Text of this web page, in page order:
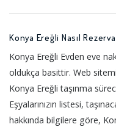
Konya Ereğli Nasıl
Konya Ereğli Evden eve
oldukça basittir. Web
Konya Ereğli taşınma
Eşyalarınızın listesi,
hakkında bilgilere göre,